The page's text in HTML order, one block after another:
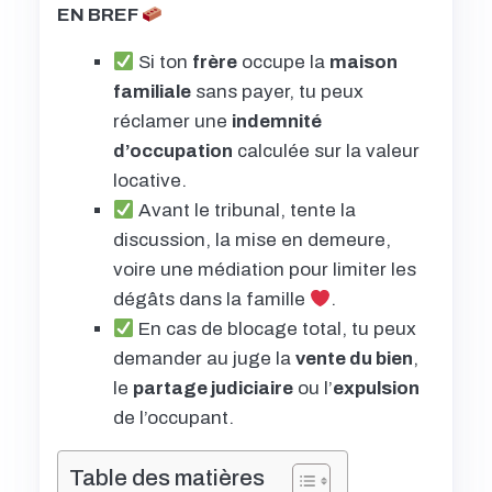
EN BREF
Si ton frère occupe la maison
familiale sans payer, tu peux
réclamer une indemnité
d’occupation calculée sur la valeur
locative.
Avant le tribunal, tente la
discussion, la mise en demeure,
voire une médiation pour limiter les
dégâts dans la famille
.
En cas de blocage total, tu peux
demander au juge la vente du bien,
le partage judiciaire ou l’expulsion
de l’occupant.
Table des matières